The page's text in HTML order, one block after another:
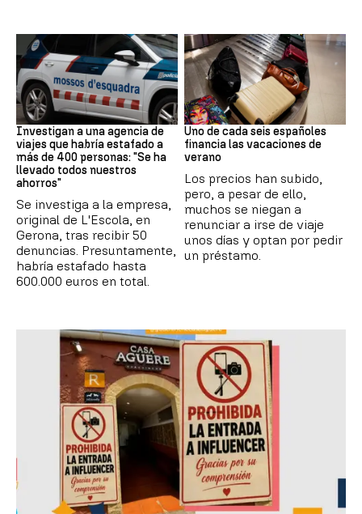
Estafa
Investigan a una agencia de
viajes que habría estafado a
más de 400 personas: "Se ha
llevado todos nuestros
ahorros"
Se investiga a la empresa,
original de L'Escola, en
Gerona, tras recibir 50
denuncias. Presuntamente,
habría estafado hasta
600.000 euros en total.
Subida precios
Uno de cada seis españoles
financia las vacaciones de
verano
Los precios han subido,
pero, a pesar de ello,
muchos se niegan a
renunciar a irse de viaje
unos días y optan por pedir
un préstamo.